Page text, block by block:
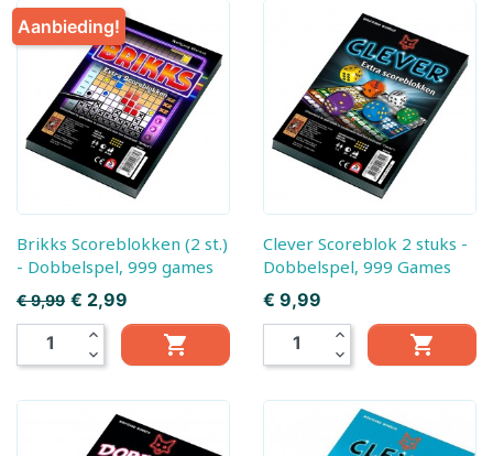
Brikks Scoreblokken (2 st.)
- Dobbelspel, 999 games
€ 9,99 Prijs
€ 2,99
expand_less
expand_more

Aanbieding!
Clever Scoreblok 2 stuks -
Dobbelspel, 999 Games
Prijs
€ 9,99
expand_less
expand_more
